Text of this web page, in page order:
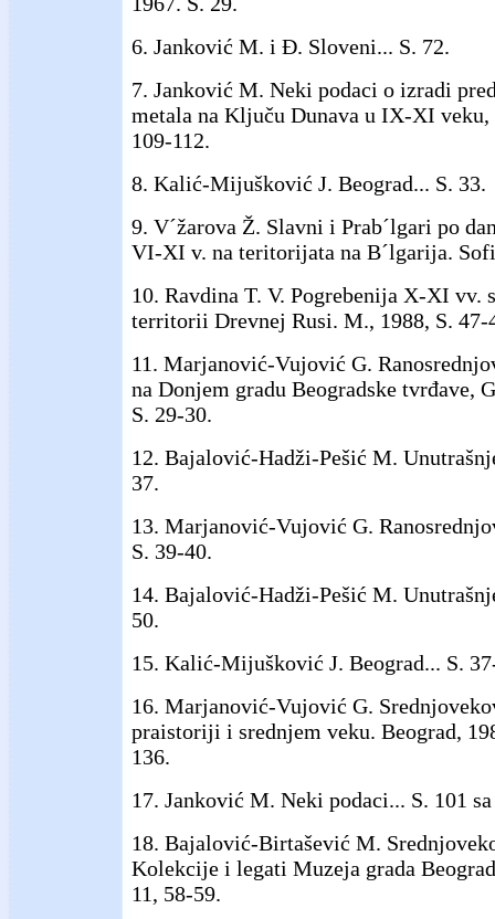
6. Janković M. i Đ. Sloveni... S. 72.
7. Janković M. Neki podaci o izradi
metala na Ključu Dunava u IX-XI
109-112.
8. Kalić-Mijušković J. Beograd... S. 33.
9. V´žarova Ž. Slavni i Prab´lgari po
VI-XI v. na teritorijata na B´lgarija.
10. Ravdina T. V. Pogrebenija X-XI vv.
territorii Drevnej Rusi. M., 1988, S. 47-
11. Marjanović-Vujović G.
na Donjem gradu Beogradske tvrđave,
S. 29-30.
12. Bajalović-Hadži-Pešić M.
37.
13. Marjanović-Vujović G.
S. 39-40.
14. Bajalović-Hadži-Pešić M.
50.
15. Kalić-Mijušković J. Beograd... S.
16. Marjanović-Vujović G.
praistoriji i srednjem veku. Beograd,
136.
17. Janković M. Neki podaci... S. 101
18. Bajalović-Birtašević M.
Kolekcije i legati Muzeja grada
11, 58-59.